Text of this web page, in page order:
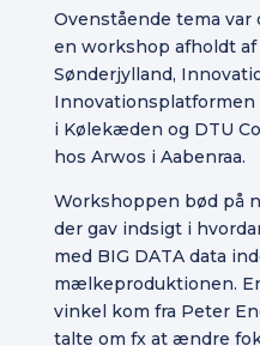
Ovenstående tema
en workshop afholdt af
Sønderjylland,
i Kølekæden og DTU
hos Arwos i Aabenraa.
Workshoppen bød på
der gav indsigt i
med BIG DATA data
mælkeproduktionen.
vinkel kom fra Peter
talte om fx at ændre